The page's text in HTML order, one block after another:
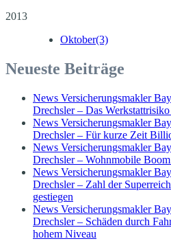
2013
Oktober(3)
Neueste Beiträge
News Versicherungsmakler
Drechsler – Das
News Versicherungsmakler
Drechsler – Für kurze Zeit
News Versicherungsmakler
Drechsler – Wohnmobile
News Versicherungsmakler
Drechsler – Zahl der
gestiegen
News Versicherungsmakler
Drechsler – Schäden durch
hohem Niveau